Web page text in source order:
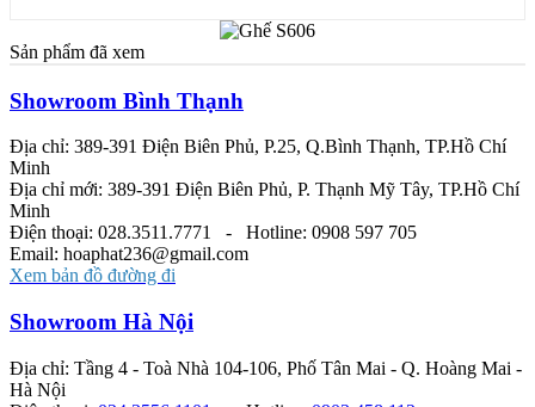
Sản phẩm đã xem
Showroom Bình Thạnh
Địa chỉ: 389-391 Điện Biên Phủ, P.25, Q.Bình Thạnh, TP.Hồ Chí
Minh
Địa chỉ mới: 389-391 Điện Biên Phủ, P. Thạnh Mỹ Tây, TP.Hồ Chí
Minh
Điện thoại: 028.3511.7771 - Hotline: 0908 597 705
Email: hoaphat236@gmail.com
Xem bản đồ đường đi
Showroom Hà Nội
Địa chỉ: Tầng 4 - Toà Nhà 104-106, Phố Tân Mai - Q. Hoàng Mai -
Hà Nội